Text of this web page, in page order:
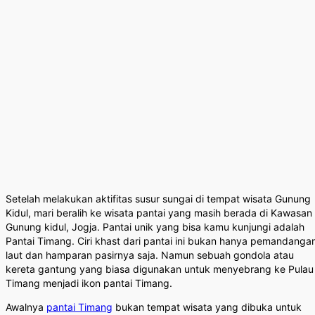
Setelah melakukan aktifitas susur sungai di tempat wisata Gunung
Kidul, mari beralih ke wisata pantai yang masih berada di Kawasan
Gunung kidul, Jogja. Pantai unik yang bisa kamu kunjungi adalah
Pantai Timang. Ciri khast dari pantai ini bukan hanya
laut dan hamparan pasirnya saja. Namun sebuah gondola atau
kereta gantung yang biasa digunakan untuk menyebrang ke Pulau
Timang menjadi ikon pantai Timang.
Awalnya pantai Timang bukan tempat wisata yang dibuka untuk